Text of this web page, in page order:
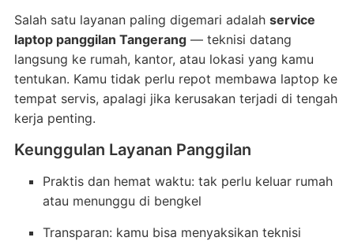
Salah satu layanan paling digemari adalah service
laptop panggilan Tangerang— teknisi datang
langsung ke rumah, kantor, atau lokasi yang kamu
tentukan. Kamu tidak perlu repot membawa laptop ke
tempat servis, apalagi jika kerusakan terjadi di tengah
kerja penting.
Keunggulan Layanan Panggilan
Praktis dan hemat waktu: tak perlu keluar rumah
atau menunggu di bengkel
Transparan: kamu bisa menyaksikan teknisi